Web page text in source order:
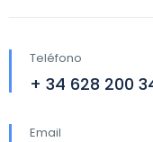
Teléfono
+ 34 628 200
Email